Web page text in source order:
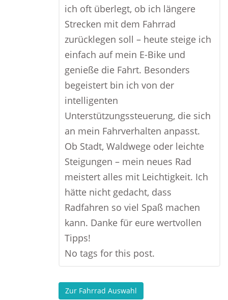
ich oft überlegt, ob ich längere
Strecken mit dem Fahrrad
zurücklegen soll – heute steige ich
einfach auf mein E-Bike und
genieße die Fahrt. Besonders
begeistert bin ich von der
intelligenten
Unterstützungssteuerung, die sich
an mein Fahrverhalten anpasst.
Ob Stadt, Waldwege oder leichte
Steigungen – mein neues Rad
meistert alles mit Leichtigkeit. Ich
hätte nicht gedacht, dass
Radfahren so viel Spaß machen
kann. Danke für eure wertvollen
Tipps!
No tags for this post.
Zur Fahrrad Auswahl